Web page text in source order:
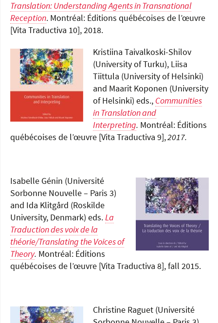
Translation: Understanding Agents in Transnational
Reception. Montréal: Éditions québécoises de l’œuvre
[Vita Traductiva 10], 2018.
Kristiina Taivalkoski-Shilov
(University of Turku), Liisa
Tiittula (University of Helsinki)
and Maarit Koponen (University
of Helsinki) eds., Communities
in Translation and
Interpreting. Montréal: Éditions
québécoises de l’œuvre [Vita Traductiva 9],2017.
Isabelle Génin (Université
Sorbonne Nouvelle – Paris 3)
and Ida Klitgård (Roskilde
University, Denmark) eds.La
Traduction des voix de la
théorie/Translating the Voices of
Theory. Montréal: Éditions
québécoises de l’œuvre [Vita Traductiva 8], fall 2015.
Christine Raguet (Université